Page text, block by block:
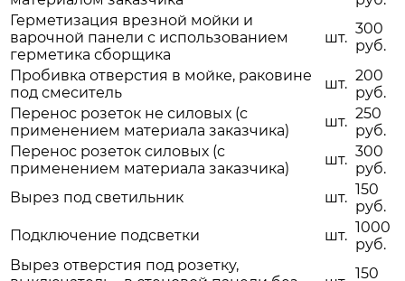
Герметизация врезной мойки и
варочной панели с использованием
герметика сборщика
шт.
300
руб.
Пробивка отверстия в мойке, раковине
под смеситель
шт. 200
руб.
Перенос розеток не силовых (с
применением материала заказчика)
шт. 250
руб.
Перенос розеток силовых (с
применением материала заказчика)
шт. 300
руб.
Вырез под светильник
шт. 150
руб.
Подключение подсветки
шт. 1000
руб.
Вырез отверстия под розетку,
150